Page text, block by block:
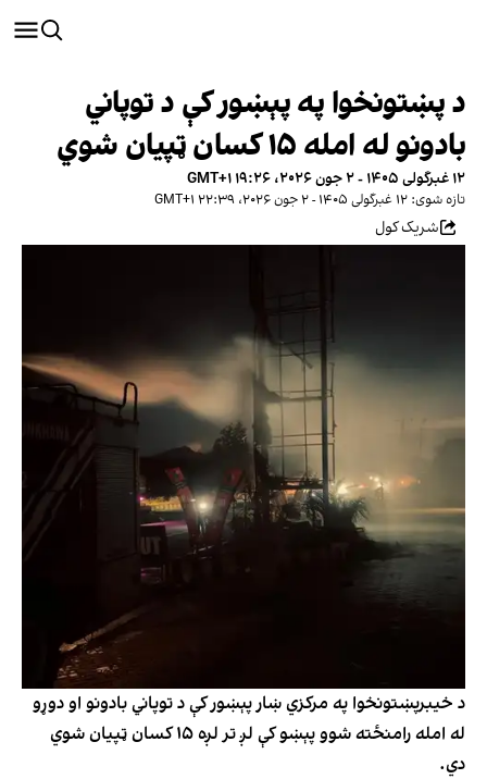
د پښتونخوا په پېښور کې د توپاني
بادونو له امله ۱۵ کسان ټپيان شوي
۱۲ غبرگولی ۱۴۰۵ - ۲ جون ۲۰۲۶، ۱۹:۲۶ GMT+۱
تازه شوی: ۱۲ غبرگولی ۱۴۰۵ - ۲ جون ۲۰۲۶، ۲۲:۳۹ GMT+۱
شریک کول
د خيبرپښتونخوا په مرکزي ښار پېښور کې د توپاني بادونو او دوړو
له امله رامنځته شوو پېښو کې لږ تر لږه ۱۵ کسان ټپيان شوي
دي.